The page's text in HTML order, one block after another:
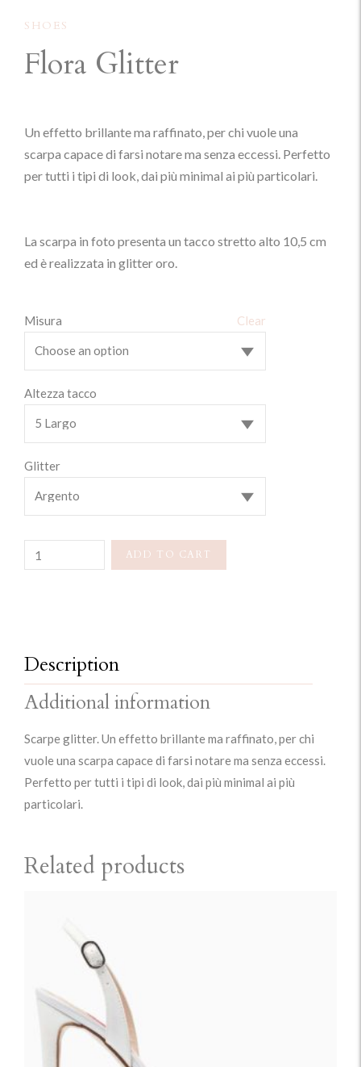
SHOES
Flora Glitter
Un effetto brillante ma raffinato, per chi vuole una
scarpa capace di farsi notare ma senza eccessi. Perfetto
per tutti i tipi di look, dai più minimal ai più particolari.
La scarpa in foto presenta un tacco stretto alto 10,5 cm
ed è realizzata in glitter oro.
Misura
Altezza tacco
Glitter
Clear
Quantity ADD TO CART
Description
Additional information
Scarpe glitter. Un effetto brillante ma raffinato, per chi
vuole una scarpa capace di farsi notare ma senza eccessi.
Perfetto per tutti i tipi di look, dai più minimal ai più
particolari.
Related products